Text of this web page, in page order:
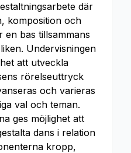
där
komposition och
en bas tillsammans
Undervisningen
att utveckla
rörelseuttryck
och varieras
val och teman.
ges möjlighet att
dans i relation
kropp,